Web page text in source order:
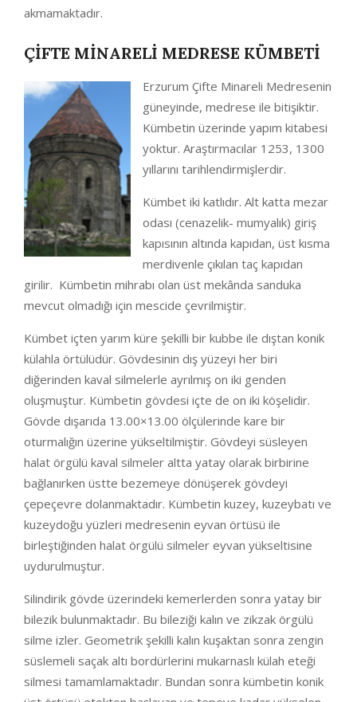
akmamaktadır.
ÇİFTE MİNARELİ MEDRESE KÜMBETİ
Erzurum Çifte Minareli Medresenin
güneyinde, medrese ile bitişiktir.
Kümbetin üzerinde yapım kitabesi
yoktur. Araştırmacılar 1253, 1300
yıllarını tarihlendirmişlerdir.
Kümbet iki katlıdır. Alt katta mezar
odası (cenazelik- mumyalık) giriş
kapısının altında kapıdan, üst kısma
merdivenle çıkılan taç kapıdan
girilir. Kümbetin mihrabı olan üst mekânda sanduka
mevcut olmadığı için mescide çevrilmiştir.
Kümbet içten yarım küre şekilli bir kubbe ile dıştan konik
külahla örtülüdür. Gövdesinin dış yüzeyi her biri
diğerinden kaval silmelerle ayrılmış on iki genden
oluşmuştur. Kümbetin gövdesi içte de on iki köşelidir.
Gövde dışarıda 13.00×13.00 ölçülerinde kare bir
oturmalığın üzerine yükseltilmiştir. Gövdeyi süsleyen
halat örgülü kaval silmeler altta yatay olarak birbirine
bağlanırken üstte bezemeye dönüşerek gövdeyi
çepeçevre dolanmaktadır. Kümbetin kuzey, kuzeybatı ve
kuzeydoğu yüzleri medresenin eyvan örtüsü ile
birleştiğinden halat örgülü silmeler eyvan yükseltisine
uydurulmuştur.
Silindirik gövde üzerindeki kemerlerden sonra yatay bir
bilezik bulunmaktadır. Bu bileziği kalın ve zikzak örgülü
silme izler. Geometrik şekilli kalın kuşaktan sonra zengin
süslemeli saçak altı bordürlerini mukarnaslı külah eteği
silmesi tamamlamaktadır. Bundan sonra kümbetin konik